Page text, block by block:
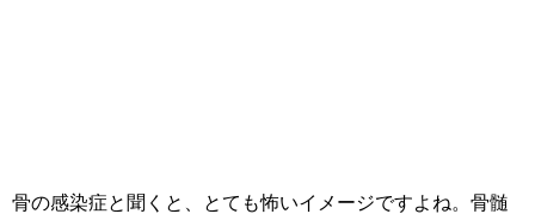
骨の感染症と聞くと、とても怖いイメージですよね。骨髄